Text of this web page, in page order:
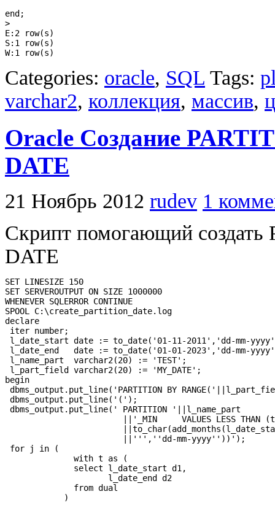
end;
>
E:2 row(s)
S:1 row(s)
Categories: oracle, SQL Tags:
varchar2, коллекция, массив,
Oracle Создание
DATE
21 Ноябрь 2012 rudev 1
Скрипт помогающий
DATE
SET LINESIZE 150
SET SERVEROUTPUT ON SIZE 1000000
WHENEVER SQLERROR CONTINUE
SPOOL C:\create_partition_date.log
declare
iter number;
l_date_start date := to_date('01-11-2011','dd-mm-
l_date_end   date := to_date('01-01-2023','dd-mm-
l_name_part  varchar2(20) := 'TEST';
l_part_field varchar2(20) := 'MY_DATE';
begin
dbms_output.put_line('PARTITION BY
dbms_output.put_line('(');
dbms_output.put_line(' PARTITION '||l_name_part
||'_MIN     VALUES LESS THAN
                        ||''',''dd-mm-yyyy''))');
for j in (
              with t as (
              select l_date_start d1,
                     l_date_end d2
              from dual
            )